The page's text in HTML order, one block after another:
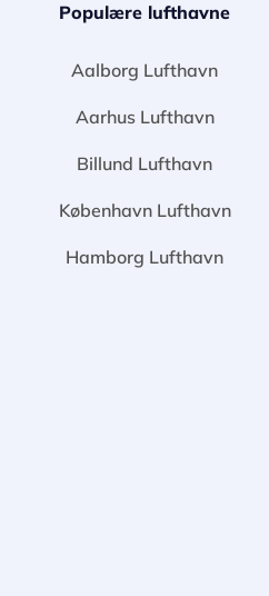
Populære lufthavne
Aalborg Lufthavn
Aarhus Lufthavn
Billund Lufthavn
København Lufthavn
Hamborg Lufthavn